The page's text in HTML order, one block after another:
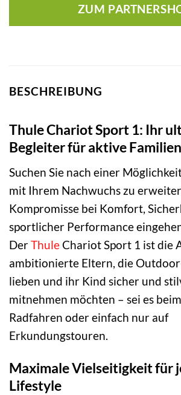
ZUM
BESCHREIBUNG
Thule Chariot Sport 1: Ihr
Begleiter für aktive
Suchen Sie nach einer
mit Ihrem Nachwuchs zu
Kompromisse bei Komfort,
sportlicher Performance
DerThuleChariot Sport 1 ist die
ambitionierte Eltern, die
lieben und ihr Kind sicher und
mitnehmen möchten – sei es beim
Radfahren oder einfach nur auf
Erkundungstouren.
Maximale Vielseitigkeit für
Lifestyle